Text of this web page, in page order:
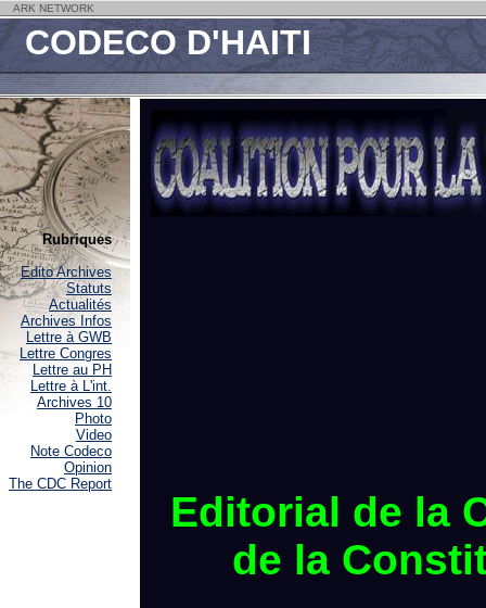
ARK NETWORK
CODECO D'HAITI
Rubriques
Edito Archives
Statuts
Actualités
Archives Infos
Lettre à GWB
Lettre Congres
Lettre au PH
Lettre à L'int.
Archives 10
Photo
Video
Note Codeco
Opinion
The CDC Report
Editorial de la
de la